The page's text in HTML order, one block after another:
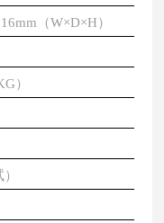
（W×D×H）
）